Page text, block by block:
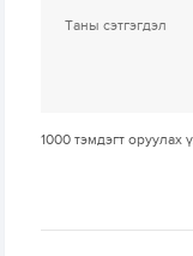
1000 тэмдэгт оруулах